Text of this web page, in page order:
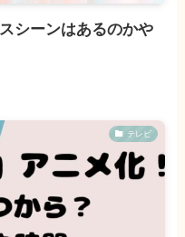
シーンはあるのかや
テレビ